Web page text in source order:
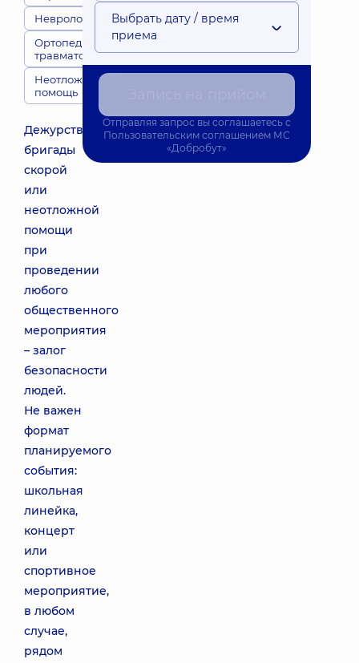
Неврологи
Ортопеды-
травматологи
Неотложная
помощь
Дежурство
бригады
скорой
или
неотложной
помощи
при
проведении
любого
общественного
мероприятия
– залог
безопасности
людей.
Не важен
формат
планируемого
события:
школьная
линейка,
концерт
или
спортивное
мероприятие,
в любом
случае,
рядом
Выбрать дату / время
приема
Отправляя запрос вы соглашаетесь с
Пользовательским соглашением МС
«Добробут»